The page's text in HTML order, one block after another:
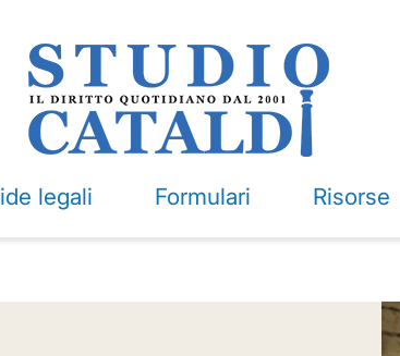
legali Formulari Risorse